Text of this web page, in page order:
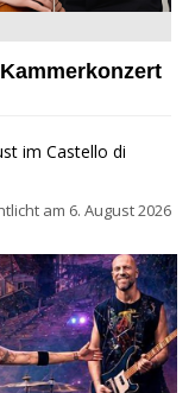
im Castello di
am 6. August 2026